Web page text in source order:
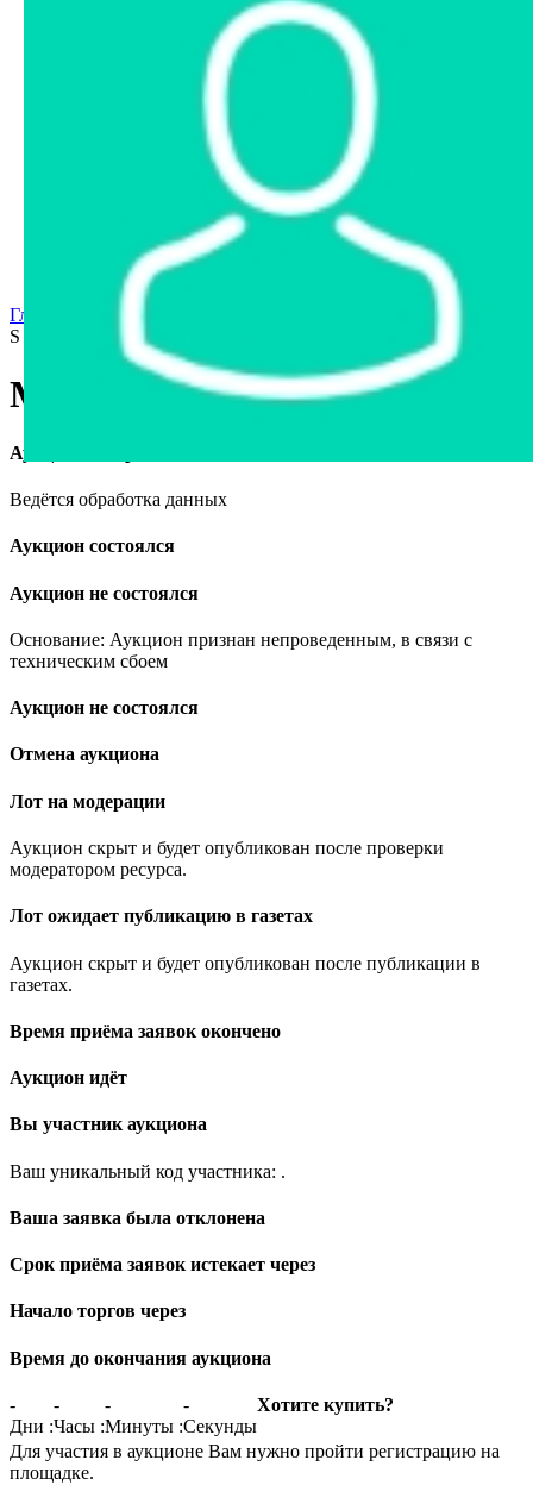
Интернет-магазин
Интернет-витрина
Арестованное имущество
Реестр несостоявшихся торгов
Реестр переоценок
Государственное имущество
Главная страница
S 500, 2009
Mercedes-Benz S 500, 2009
Аукцион завершён
Ведётся обработка данных
Аукцион состоялся
Аукцион не состоялся
Основание: Аукцион признан непроведенным, в связи с
техническим сбоем
Аукцион не состоялся
Отмена аукциона
Лот на модерации
Аукцион скрыт и будет опубликован после проверки
модератором ресурса.
Лот ожидает публикацию в газетах
Аукцион скрыт и будет опубликован после публикации в
газетах.
Время приёма заявок окончено
Аукцион идёт
Вы участник аукциона
Ваш уникальный код участника: .
Ваша заявка была отклонена
Срок приёма заявок истекает через
Начало торгов через
Время до окончания аукциона
-
Дни :
-
Часы :
-
Минуты :
-
Секунды
Хотите купить?
Для участия в аукционе Вам нужно пройти регистрацию на
площадке.